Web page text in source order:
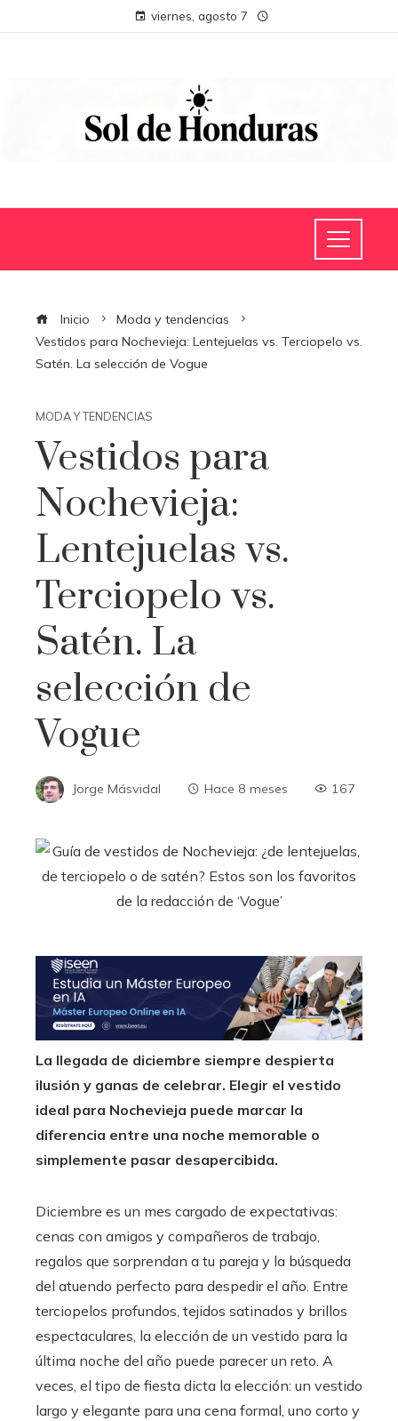
viernes, agosto 7
Inicio
Moda y tendencias
Vestidos para Nochevieja: Lentejuelas vs. Terciopelo vs.
Satén. La selección de Vogue
MODA Y TENDENCIAS
Vestidos para
Nochevieja:
Lentejuelas vs.
Terciopelo vs.
Satén. La
selección de
Vogue
Jorge Másvidal Hace 8 meses 167
La llegada de diciembre siempre despierta
ilusión y ganas de celebrar. Elegir el vestido
ideal para Nochevieja puede marcar la
diferencia entre una noche memorable o
simplemente pasar desapercibida.
Diciembre es un mes cargado de expectativas:
cenas con amigos y compañeros de trabajo,
regalos que sorprendan a tu pareja y la búsqueda
del atuendo perfecto para despedir el año. Entre
terciopelos profundos, tejidos satinados y brillos
espectaculares, la elección de un vestido para la
última noche del año puede parecer un reto. A
veces, el tipo de fiesta dicta la elección: un vestido
largo y elegante para una cena formal, uno corto y